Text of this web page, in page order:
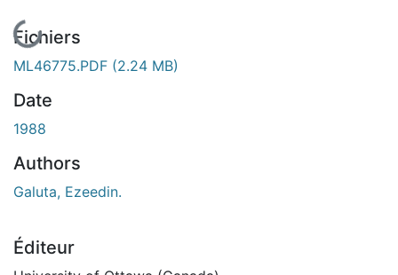
En cours de chargement...
Fichiers
ML46775.PDF (2.24 MB)
Date
1988
Authors
Galuta, Ezeedin.
Éditeur